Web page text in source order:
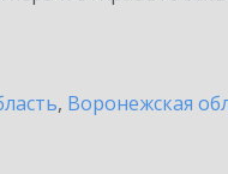
, Воронежская